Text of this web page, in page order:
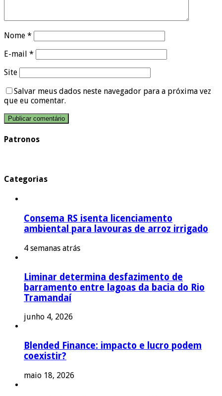
Nome *
E-mail *
Site
Salvar meus dados neste navegador para a próxima vez
que eu comentar.
Patronos
Categorias
Consema RS isenta licenciamento
ambiental para lavouras de arroz irrigado
4 semanas atrás
Liminar determina desfazimento de
barramento entre lagoas da bacia do Rio
Tramandaí
junho 4, 2026
Blended Finance: impacto e lucro podem
coexistir?
maio 18, 2026